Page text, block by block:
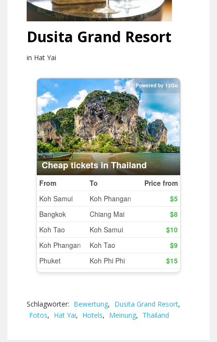
Dusita Grand Resort
in Hat Yai
Schlagwörter: Bewertung, Dusita Grand Resort,
Fotos, Hat Yai, Hotels, Meinung, Thailand